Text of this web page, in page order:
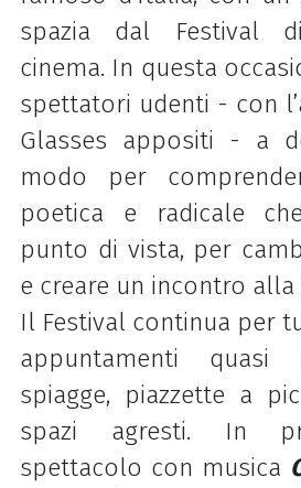
spazia dal Festival
cinema. In questa
spettatori udenti - con
Glasses appositi - a
modo per
poetica e radicale che
punto di vista, per
e creare un incontro alla
Il Festival continua per
appuntamenti quasi
spiagge, piazzette a
spazi agresti. In
spettacolo con musica